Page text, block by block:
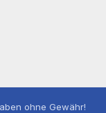
ohne Gewähr!